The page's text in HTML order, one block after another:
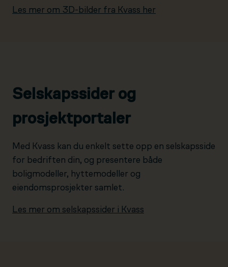
Les mer om 3D-bilder fra Kvass her
Selskapssider og
prosjektportaler
Med Kvass kan du enkelt sette opp en selskapsside
for bedriften din, og presentere både
boligmodeller, hyttemodeller og
eiendomsprosjekter samlet.
Les mer om selskapssider i Kvass